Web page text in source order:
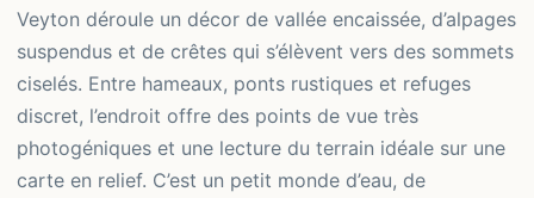
Veyton déroule un décor de vallée encaissée, d’alpages
suspendus et de crêtes qui s’élèvent vers des sommets
ciselés. Entre hameaux, ponts rustiques et refuges
discret, l’endroit offre des points de vue très
photogéniques et une lecture du terrain idéale sur une
carte en relief. C’est un petit monde d’eau, de